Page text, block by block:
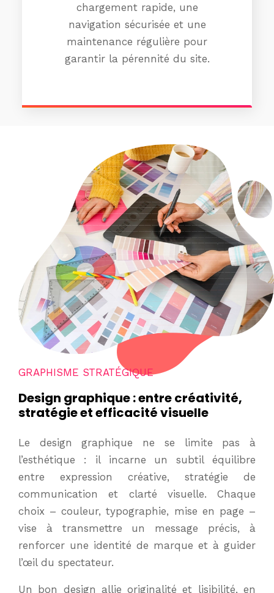
chargement rapide, une
navigation sécurisée et une
maintenance régulière pour
garantir la pérennité du site.
GRAPHISME STRATÉGIQUE
Design graphique : entre créativité,
stratégie et efficacité visuelle
Le design graphique ne se limite pas à
l’esthétique : il incarne un subtil équilibre
entre expression créative, stratégie de
communication et clarté visuelle. Chaque
choix – couleur, typographie, mise en page –
vise à transmettre un message précis, à
renforcer une identité de marque et à guider
l’œil du spectateur.
Un bon design allie originalité et lisibilité, en